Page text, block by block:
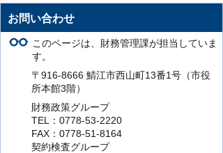
お問い合わせ
このページは、財務管理課が担当していま
す。
〒916-8666 鯖江市西山町13番1号（市役
所本館3階）
財務政策グループ
TEL：0778-53-2220
FAX：0778-51-8164
契約検査グループ